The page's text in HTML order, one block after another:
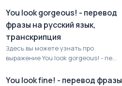
You look gorgeous! - перевод
фразы на русский язык,
транскрипция
Здесь вы можете узнать про
выражение You look gorgeous! - пе...
You look fine! - перевод фразы